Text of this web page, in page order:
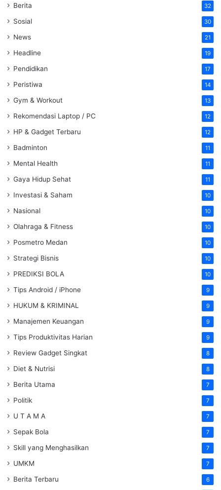
Berita 32
Sosial 30
News 21
Headline 19
Pendidikan 17
Peristiwa 14
Gym & Workout 13
Rekomendasi Laptop / PC 12
HP & Gadget Terbaru 12
Badminton 11
Mental Health 11
Gaya Hidup Sehat 11
Investasi & Saham 10
Nasional 10
Olahraga & Fitness 10
Posmetro Medan 10
Strategi Bisnis 10
PREDIKSI BOLA 10
Tips Android / iPhone 9
HUKUM & KRIMINAL 9
Manajemen Keuangan 9
Tips Produktivitas Harian 9
Review Gadget Singkat 8
Diet & Nutrisi 8
Berita Utama 7
Politik 7
U T A M A 7
Sepak Bola 7
Skill yang Menghasilkan 7
UMKM 7
Berita Terbaru 6